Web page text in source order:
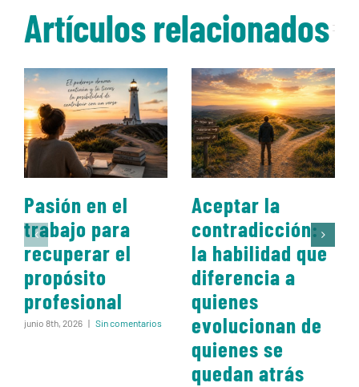
Artículos relacionados
Pasión en el
trabajo para
recuperar el
propósito
profesional
junio 8th, 2026 | Sin comentarios
Aceptar la
contradicción:
la habilidad que
diferencia a
quienes
evolucionan de
quienes se
quedan atrás